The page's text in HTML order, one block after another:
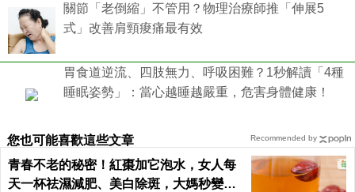
關節「老倒縮」不管用？物理治療師推「伸展5
式」改善肩頸痠痛最有效
胃食道逆流、四肢無力、呼吸困難？1秒解讀「4種
睡眠姿勢」：當心越睡越嚴重，危害身體健康！
您也可能喜歡這些文章
青春不老的秘密！紅棗加它泡水，女人每
天一杯祛濕減肥、美白除斑，大媽秒變少
Recommended by